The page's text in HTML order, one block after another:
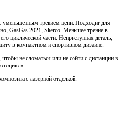
уменьшенным трением цепи. Подходит для
GasGas 2021, Sherco. Меньшее трение в
циклической части. Неприступная деталь,
в компактном и спортивном дизайне.
не сломаться или не сойти с дистанции в
с лазерной отделкой.